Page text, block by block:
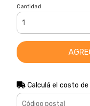
Cantidad
Calculá el costo de